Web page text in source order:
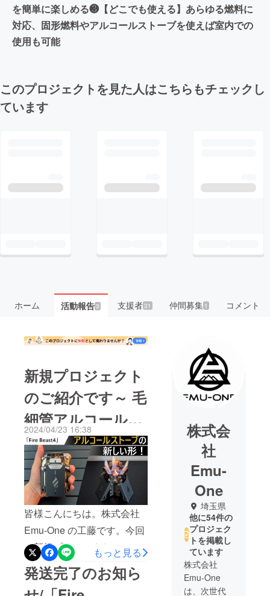
を簡単に楽しめる❸【どこでも使える】あらゆる燃料に
対応、固形燃料やアルコールストーブを使えば室内での
使用も可能
このプロジェクトを見た人はこちらもチェックし
ています
ホーム 活動報告3 支援者31 仲間募集 1 コメント
新規プロジェクト
のご紹介です～ 毛
細管アルコールス
トーブ
2024/04/23 16:38
皆様こんにちは。株式会社
Emu-One の工藤です。今回
は新規プロジェクトのご紹
介になります。究極の使い
やすさを追求した安定性抜
もっと見る
発送完了のお知ら
株式会
社
Emu-
One
埼玉県
他に54件の
プロジェク
トを掲載し
ています
株式会社
Emu-One
は、次世代